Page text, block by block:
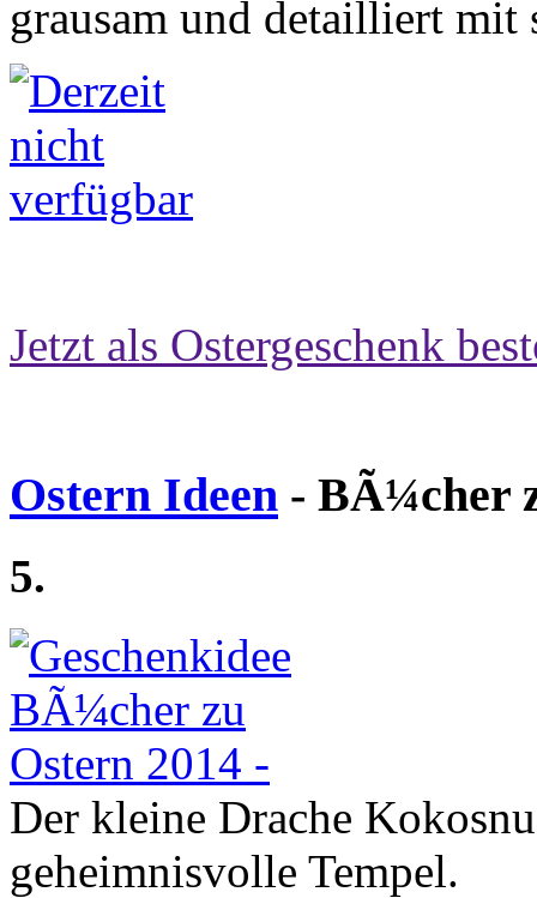
grausam und detailliert
Jetzt als Ostergeschenk
Ostern Ideen - BÃ¼cher
5.
Der kleine Drache
geheimnisvolle Tempel.